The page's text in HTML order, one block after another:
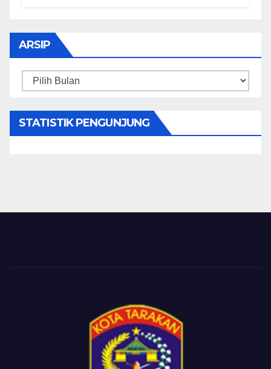
ARSIP
Arsip
STATISTIK PENGUNJUNG